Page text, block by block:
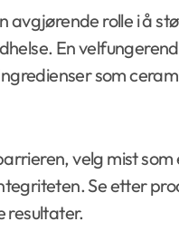
avgjørende rolle i å
En
som
velg mist
Se etter
resultater.